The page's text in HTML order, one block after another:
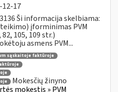
12-17
Ši informacija skelbiama:
įforminimas PVM
105, 109 str.)
asmens PVM...
sąskaitoje faktūroje
Mokesčių žinyno
mokestis » PVM